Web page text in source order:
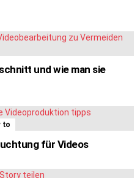
und wie man sie
to
für Videos